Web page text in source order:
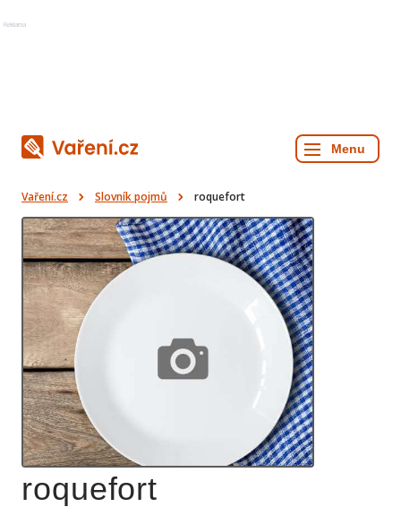
Reklama
Vaření.cz Slovník pojmů roquefort
roquefort